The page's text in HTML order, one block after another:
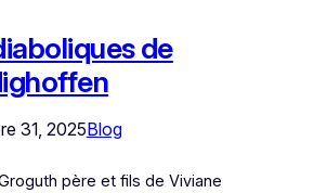
de
31, 2025Blog
père et fils de Viviane